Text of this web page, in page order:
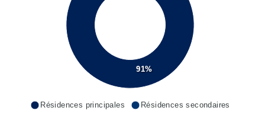
91%
Résidences principales
Résidences secondaires